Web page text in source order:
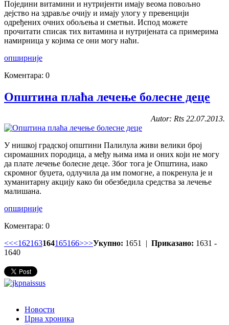
Поједини витамини и нутријенти имају веома повољно
дејство на здравље очију и имају улогу у превенцији
одређених очних обољења и сметњи. Испод можете
прочитати списак тих витамина и нутријената са примерима
намирница у којима се они могу наћи.
опширније
Коментара: 0
Општина плаћа лечење болесне деце
Autor: Rts 22.07.2013.
У нишкој градској општини Палилула живи велики број
сиромашних породица, а међу њима има и оних који не могу
да плате лечење болесне деце. Због тога је Општина, иако
скромног буџета, одлучила да им помогне, а покренула је и
хуманитарну акцију како би обезбедила средства за лечење
малишана.
опширније
Коментара: 0
<<<162163164165166>>>Укупно: 1651 | Приказано: 1631 -
1640
Новости
Црна хроника